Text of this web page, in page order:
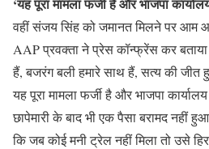
वहीं संजय सिंह को जमानत मिलने पर आम
AAP प्रवक्ता ने प्रेस कॉन्फ्रेंस कर
हैं, बजरंग बली हमारे साथ हैं, सत्य की
यह पूरा मामला फर्जी है और भाजपा
छापेमारी के बाद भी एक पैसा बरामद नहीं
कि जब कोई मनी ट्रेल नहीं मिला तो उसे